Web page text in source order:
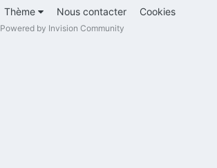
Thème Nous contacter Cookies
Powered by Invision Community